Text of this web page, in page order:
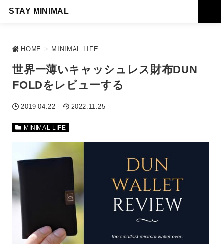
STAY MINIMAL
HOME > MINIMAL LIFE
世界一薄いキャッシュレス財布DUN
FOLDをレビューする
2019.04.22 2022.11.25
MINIMAL LIFE